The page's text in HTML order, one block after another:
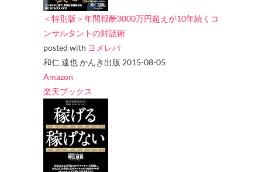
＜特別版＞年間報酬3000万円超えが10年続くコ
ンサルタントの対話術
posted with ヨメレバ
和仁 達也 かんき出版 2015-08-05
Amazon
楽天ブックス